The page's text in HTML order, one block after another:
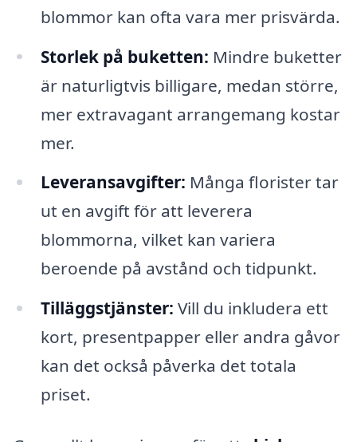
blommor kan ofta vara mer prisvärda.
Storlek på buketten: Mindre buketter
är naturligtvis billigare, medan större,
mer extravagant arrangemang kostar
mer.
Leveransavgifter: Många florister tar
ut en avgift för att leverera
blommorna, vilket kan variera
beroende på avstånd och tidpunkt.
Tilläggstjänster: Vill du inkludera ett
kort, presentpapper eller andra gåvor
kan det också påverka det totala
priset.